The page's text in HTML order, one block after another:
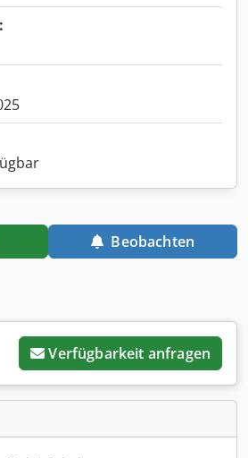
Beobachten
Verfügbarkeit anfragen